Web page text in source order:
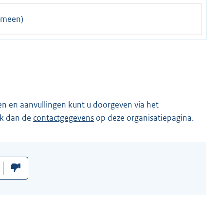
en aanvullingen kunt u doorgeven via het
dan de contactgegevens op deze organisatiepagina.